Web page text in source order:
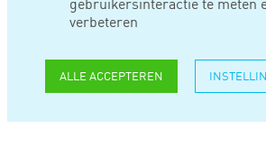
gebruikersinteractie te meten
verbeteren
ALLE ACCEPTEREN
MOEILIJK
VERVULBARE
VACATURES